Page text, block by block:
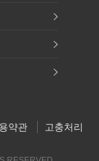
약관
고충처리